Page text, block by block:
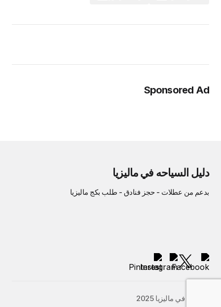
Sponsored Ad
دليل السياحه في ماليزيا
بدعم من عطلات -حجز فنادق - طلب بكج ماليزيا
السياحة في ماليزيا 2025